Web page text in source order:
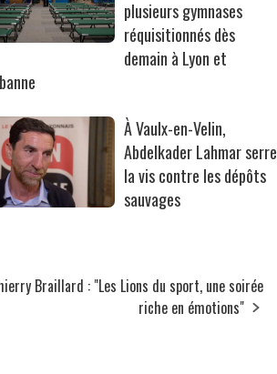
plusieurs gymnases
réquisitionnés dès
demain à Lyon et
À Vaulx-en-Velin,
Abdelkader Lahmar serre
la vis contre les dépôts
sauvages
Braillard : "Les Lions du sport, une soirée
riche en émotions"